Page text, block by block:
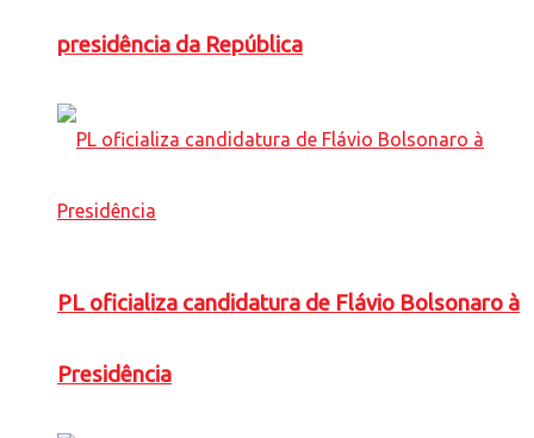
presidência da República
PL oficializa candidatura de Flávio Bolsonaro à
Presidência